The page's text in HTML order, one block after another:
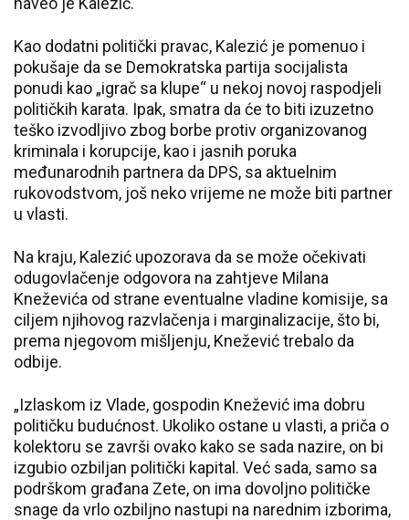
Kao dodatni politički pravac, Kalezić je pomenuo i
pokušaje da se Demokratska partija socijalista
ponudi kao „igrač sa klupe“ u nekoj novoj raspodjeli
političkih karata. Ipak, smatra da će to biti izuzetno
teško izvodljivo zbog borbe protiv organizovanog
kriminala i korupcije, kao i jasnih poruka
međunarodnih partnera da DPS, sa aktuelnim
rukovodstvom, još neko vrijeme ne može biti partner
u vlasti.
Na kraju, Kalezić upozorava da se može očekivati
odugovlačenje odgovora na zahtjeve Milana
Kneževića od strane eventualne vladine komisije, sa
ciljem njihovog razvlačenja i marginalizacije, što bi,
prema njegovom mišljenju, Knežević trebalo da
odbije.
„Izlaskom iz Vlade, gospodin Knežević ima dobru
političku budućnost. Ukoliko ostane u vlasti, a priča o
kolektoru se završi ovako kako se sada nazire, on bi
izgubio ozbiljan politički kapital. Već sada, samo sa
podrškom građana Zete, on ima dovoljno političke
snage da vrlo ozbiljno nastupi na narednim izborima,